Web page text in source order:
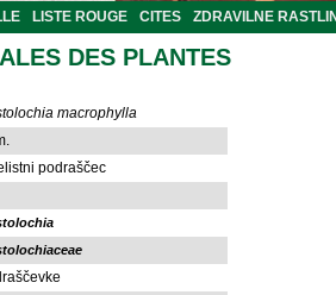
LISTE ROUGE CITES ZDRAVILNE
DES PLANTES
macrophylla
podraščec